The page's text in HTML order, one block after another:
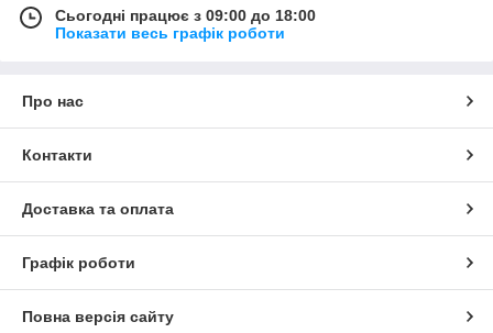
Сьогодні працює з 09:00 до 18:00
Показати весь графік роботи
Про нас
Контакти
Доставка та оплата
Графік роботи
Повна версія сайту